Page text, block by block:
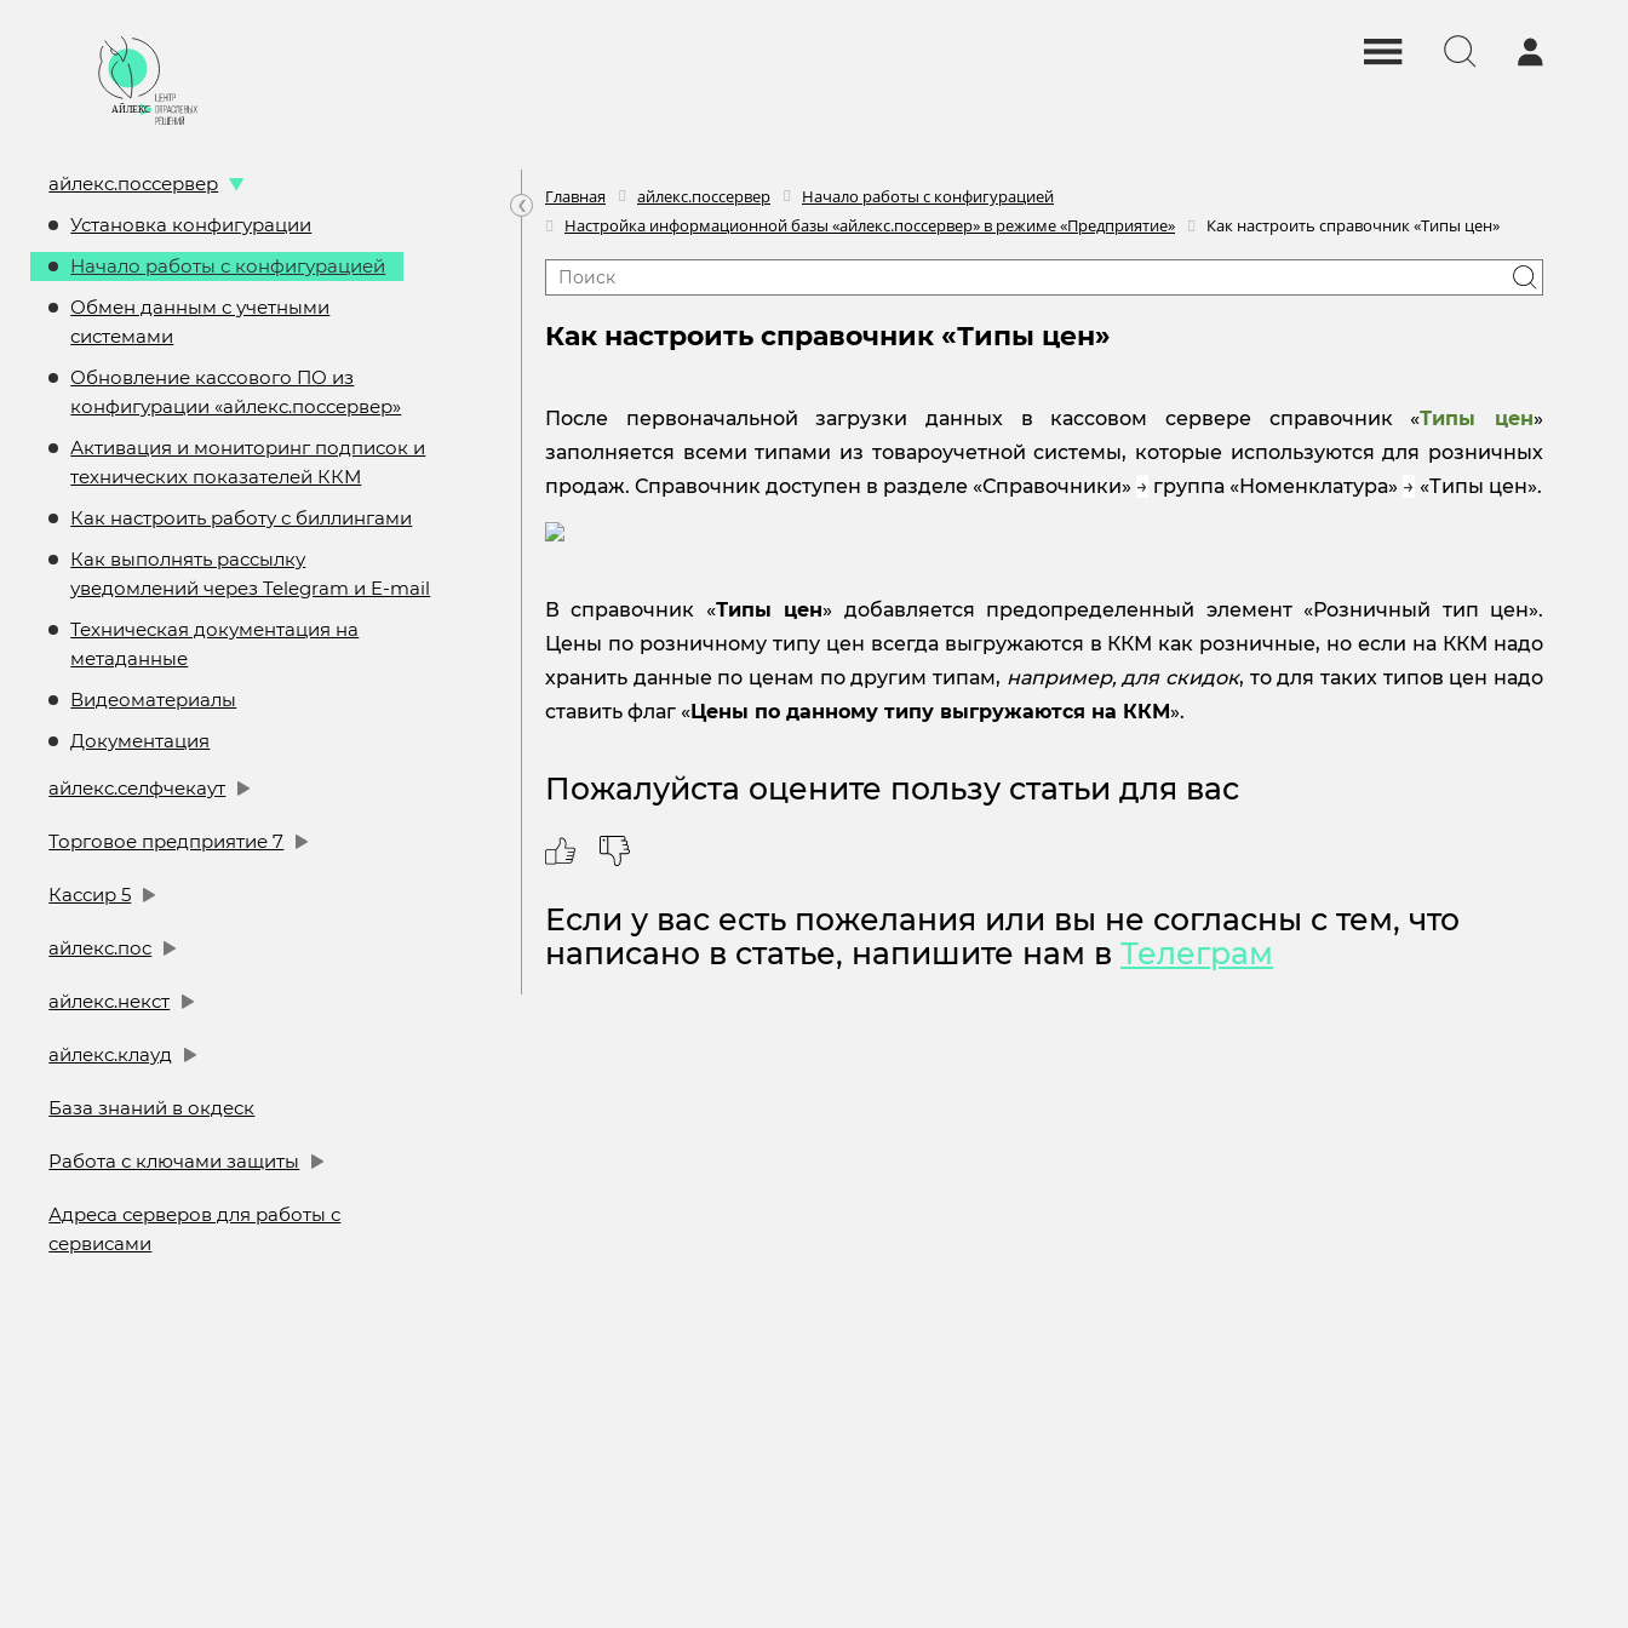
айлекс.поссервер
Установка конфигурации
Начало работы с конфигурацией
Обмен данным с учетными
системами
Обновление кассового ПО из
конфигурации «айлекс.поссервер»
Активация и мониторинг подписок и
технических показателей ККМ
Как настроить работу с биллингами
Как выполнять рассылку
уведомлений через Telegram и E-mail
Техническая документация на
метаданные
Видеоматериалы
Документация
айлекс.селфчекаут
Торговое предприятие 7
Кассир 5
айлекс.пос
айлекс.некст
айлекс.клауд
База знаний в окдеск
Работа с ключами защиты
Адреса серверов для работы с
сервисами
‹ Главная айлекс.поссервер
Начало работы с конфигурацией
Настройка информационной базы «айлекс.поссервер» в режиме «Предприятие»
Как настроить справочник «Типы цен»
Как настроить справочник «Типы цен»
После первоначальной загрузки данных в кассовом сервере справочник «Типы цен»
заполняется всеми типами из товароучетной системы, которые используются для розничных
продаж. Справочник доступен в разделе «Справочники» → группа «Номенклатура» → «Типы цен».
В справочник «Типы цен» добавляется предопределенный элемент «Розничный тип цен».
Цены по розничному типу цен всегда выгружаются в ККМ как розничные, но если на ККМ надо
хранить данные по ценам по другим типам, например, для скидок, то для таких типов цен надо
ставить флаг «Цены по данному типу выгружаются на ККМ».
Пожалуйста оцените пользу статьи для вас
Если у вас есть пожелания или вы не согласны с тем, что
написано в статье, напишите нам в Телеграм